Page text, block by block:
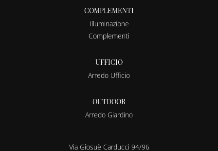
COMPLEMENTI
Illuminazione
Complementi
UFFICIO
Arredo Ufficio
OUTDOOR
Arredo Giardino
Via Giosuè Carducci 94/96